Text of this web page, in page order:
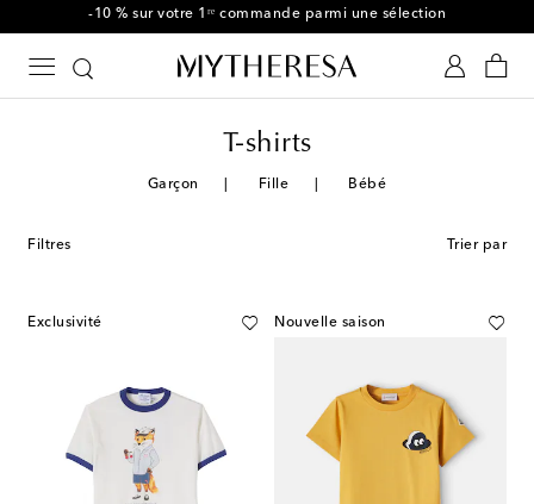
-10 % sur votre 1ʳᵉ commande parmi une sélection
T-shirts
Garçon Fille Bébé
Filtres Trier par
Exclusivité Nouvelle saison